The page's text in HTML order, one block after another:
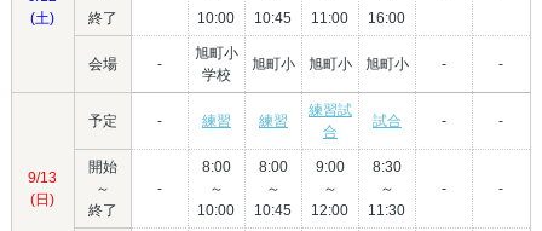
(土)
終了
10:00
10:45
11:00
16:00
会場 -
旭町小
学校
旭町小 旭町小 旭町小 - -
9/13
(日)
予定 - 練習 練習
練習試
合
試合 - -
開始
～
終了
-
8:00
～
10:00
8:00
～
10:45
9:00
～
12:00
8:30
～
11:30
- -